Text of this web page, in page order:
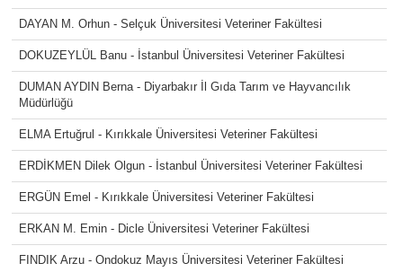
DAYAN M. Orhun - Selçuk Üniversitesi Veteriner Fakültesi
DOKUZEYLÜL Banu - İstanbul Üniversitesi Veteriner Fakültesi
DUMAN AYDIN Berna - Diyarbakır İl Gıda Tarım ve Hayvancılık
Müdürlüğü
ELMA Ertuğrul - Kırıkkale Üniversitesi Veteriner Fakültesi
ERDİKMEN Dilek Olgun - İstanbul Üniversitesi Veteriner Fakültesi
ERGÜN Emel - Kırıkkale Üniversitesi Veteriner Fakültesi
ERKAN M. Emin - Dicle Üniversitesi Veteriner Fakültesi
FINDIK Arzu - Ondokuz Mayıs Üniversitesi Veteriner Fakültesi